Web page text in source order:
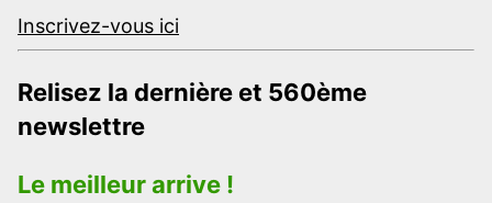
Inscrivez-vous ici
Relisez la dernière et 560ème
newslettre
Le meilleur arrive !